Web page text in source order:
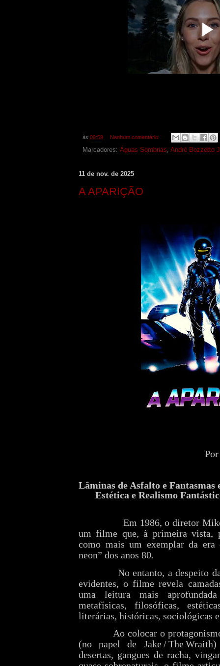
às 09:59 Nenhum comentário:
Marcadores: Águas Sombrias, André Bozzetto
11 de nov. de 2025
A APARIÇÃO
Lâminas de Asfalto e
Estética e Realismo
Em 1986, o diretor
um filme que, à primeira vista,
como mais um exemplar da era
neon” dos anos 80.
No entanto, a despeito
evidentes, o filme revela
uma leitura mais
metafísicas, filosóficas,
literárias, históricas, sociológicas
Ao colocar o
(no papel de Jake / The
desertas, gangues de racha,